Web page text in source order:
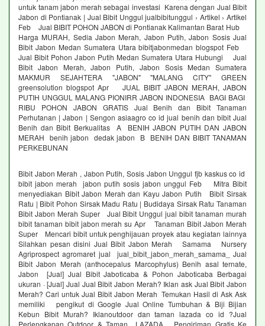
untuk tanam jabon merah sebagai investasi Karena dengan Jual Bibit
Jabon di Pontianak | Jual Bibit Unggul jualbibitunggul › Artikel › Artikel
Feb Jual BIBIT POHON JABON di Pontianak Kalimantan Barat Hub
Harga MURAH, Sedia Jabon Merah, Jabon Putih, Jabon Sosis Jual
Bibit Jabon Medan Sumatera Utara bibitjabonmedan blogspot Feb
Jual Bibit Pohon Jabon Putih Medan Sumatera Utara Hubungi Jual
Bibit Jabon Merah, Jabon Putih, Jabon Sosis Medan Sumatera
MAKMUR SEJAHTERA "JABON" "MALANG CITY" GREEN
greensolution blogspot Apr JUAL BIBIT JABON MERAH, JABON
PUTIH UNGGUL MALANG PIONIRR JABON INDONESIA BAGI BAGI
RIBU POHON JABON GRATIS Jual Benih dan Bibit Tanaman
Perhutanan | Jabon | Sengon asiaagro co id jual benih dan bibit Jual
Benih dan Bibit Berkualitas A BENIH JABON PUTIH DAN JABON
MERAH benih jabon dedak jabon B BENIH DAN BIBIT TANAMAN
PERKEBUNAN
Bibit Jabon Merah , Jabon Putih, Sosis Jabon Unggul fjb kaskus co id
bibit jabon merah jabon putih sosis jabon unggul Feb Mitra Bibit
menyediakan Bibit Jabon Merah dan Kayu Jabon Putih Bibit Sirsak
Ratu | Bibit Pohon Sirsak Madu Ratu | Budidaya Sirsak Ratu Tanaman
Bibit Jabon Merah Super Jual Bibit Unggul jual bibit tanaman murah
bibit tanaman bibit jabon merah su Apr Tanaman Bibit Jabon Merah
Super Mencari bibit untuk penghijauan proyek atau kegiatan lainnya
Silahkan pesan disini Jual Bibit Jabon Merah Samama Nursery
Agriprospect agromaret jual jual_bibit_jabon_merah_samama_ Jual
Bibit Jabon Merah (anthocepalus Marcophylus) Benih asal ternate,
Jabon [Jual] Jual Bibit Jaboticaba & Pohon Jaboticaba Berbagai
ukuran · [Jual] Jual Jual Bibit Jabon Merah? Iklan ask Jual Bibit Jabon
Merah? Cari untuk Jual Bibit Jabon Merah Temukan Hasil di Ask Ask
memiliki pengikut di Google Jual Online Tumbuhan & Biji Bijian
Kebun Bibit Murah? Iklanoutdoor dan taman lazada co id ?Jual
Perlengkapan Outdoor & Taman LAZADA Pengiriman Gratis Ke